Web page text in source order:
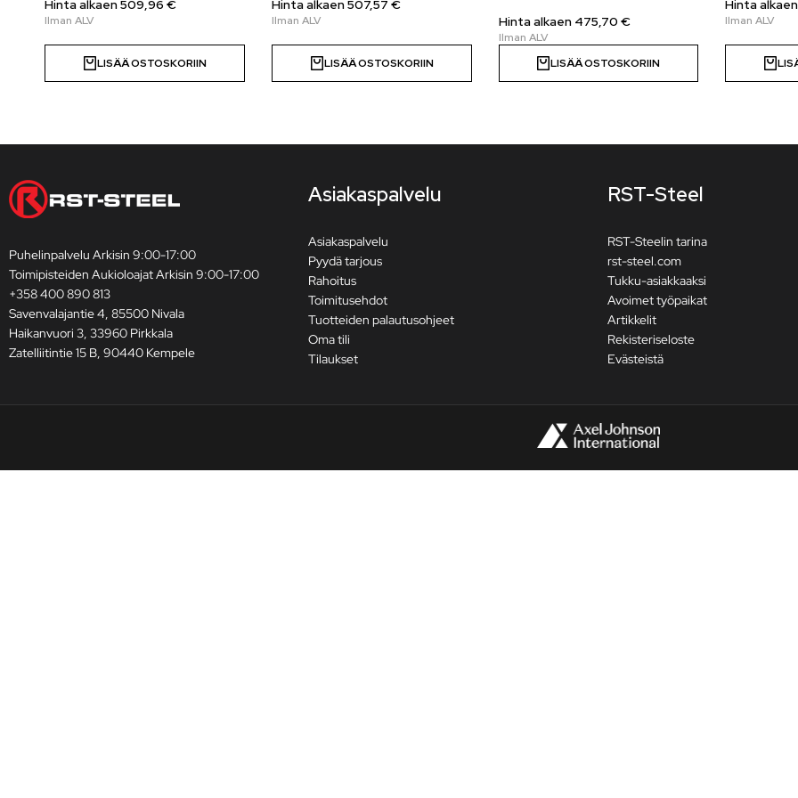
Hinta alkaen 509,96 €
LISÄÄ OSTOSKORIIN
Hinta alkaen 507,57 €
LISÄÄ OSTOSKORIIN
Hinta alkaen 475,70 €
LISÄÄ OSTOSKORIIN
Hinta alkaen
Puhelinpalvelu Arkisin 9:00-17:00
Toimipisteiden Aukioloajat Arkisin 9:00-17:00
+358 400 890 813
Savenvalajantie 4, 85500 Nivala
Haikanvuori 3, 33960 Pirkkala
Zatelliitintie 15 B, 90440 Kempele
Asiakaspalvelu
Asiakaspalvelu
Pyydä tarjous
Rahoitus
Toimitusehdot
Tuotteiden palautusohjeet
Oma tili
Tilaukset
RST-Steel
RST-Steelin tarina
rst-steel.com
Tukku-asiakkaaksi
Avoimet työpaikat
Artikkelit
Rekisteriseloste
Evästeistä